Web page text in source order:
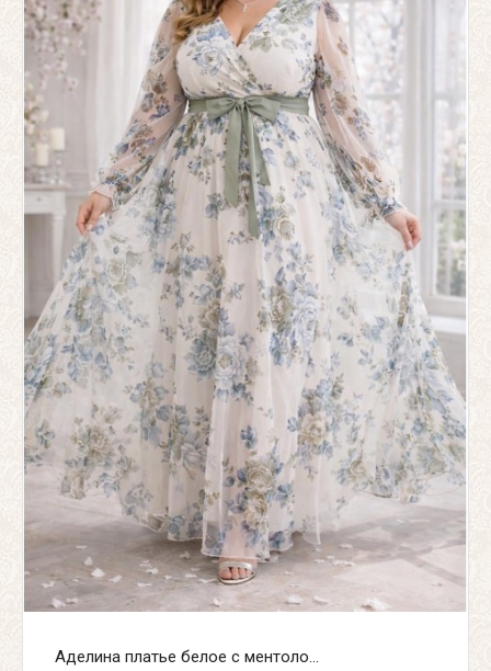
Аделина платье белое с ментоло...